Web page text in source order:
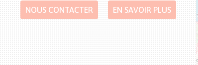
TRANSPORTS SOLIDAIRES
téléphone
NOUS CONTACTER EN SAVOIR PLUS